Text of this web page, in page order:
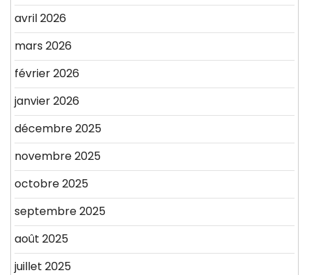
avril 2026
mars 2026
février 2026
janvier 2026
décembre 2025
novembre 2025
octobre 2025
septembre 2025
août 2025
juillet 2025